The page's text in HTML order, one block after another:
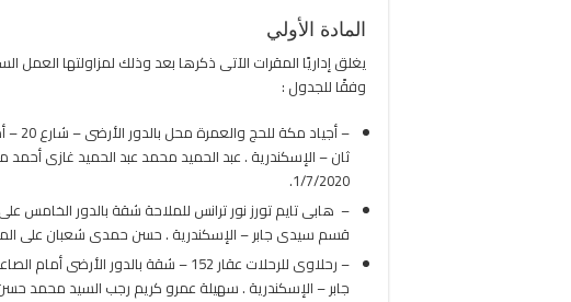
المادة الأولي
يغلق إداريًا المقرات الآتى ذكرها بعد وذلك لمزاولتها العمل
وفقًا للجدول :
–
1/7/2020.
قسم سيدى جابر – الإسكندرية . حسن حمدى شعبان على المهدى 11657 جنح سيدى جابر بتاريخ
– رحلاوى للرحلات عقار 152 – شقة
جابر – الإسكندرية . سهيلة عمرو كريم رجب السيد محمد حسن 11482 جنح سيدى جابر بتاريخ 2/7/